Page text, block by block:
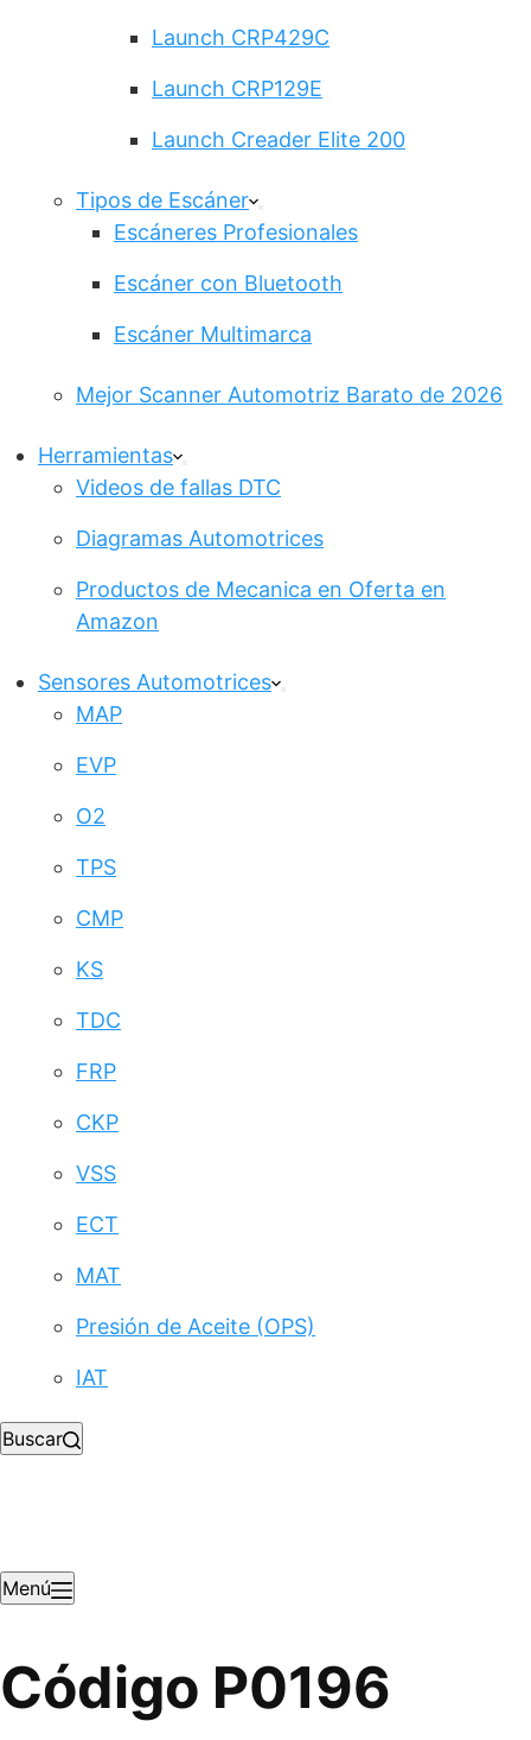
Launch CRP429C
Launch CRP129E
Launch Creader Elite 200
Tipos de Escáner
Escáneres Profesionales
Escáner con Bluetooth
Escáner Multimarca
Mejor Scanner Automotriz Barato de 2026
Herramientas
Videos de fallas DTC
Diagramas Automotrices
Productos de Mecanica en Oferta en
Amazon
Sensores Automotrices
MAP
EVP
O2
TPS
CMP
KS
TDC
FRP
CKP
VSS
ECT
MAT
Presión de Aceite (OPS)
IAT
Buscar
Menú
Código P0196